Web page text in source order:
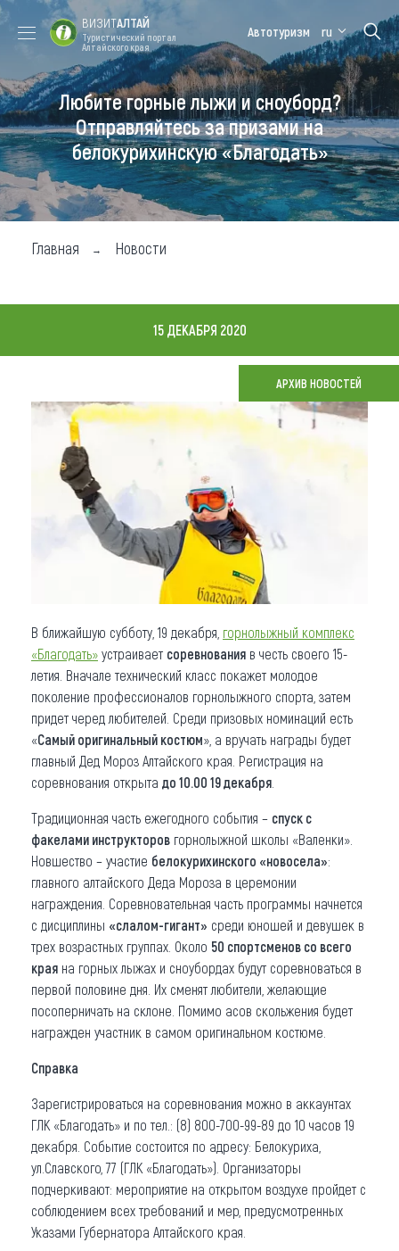
Форум VISIT
ALTAI
Цветение
маральника
Медицинский
форум
Алтайская
зимовка
Туры
Где побывать
Чем заняться
Карта
Что привезти (сувениры)
О регионе
Коллекция впечатлений
Другие рубрики
ВИЗИТАЛТАЙ
Туристический портал
Алтайского края
Автотуризм ru
Любите горные лыжи и сноуборд?
Отправляйтесь за призами на
белокурихинскую «Благодать»
Главная Новости
15 ДЕКАБРЯ 2020
АРХИВ НОВОСТЕЙ
В ближайшую субботу, 19 декабря, горнолыжный комплекс
«Благодать» устраивает соревнования в честь своего 15-
летия. Вначале технический класс покажет молодое
поколение профессионалов горнолыжного спорта, затем
придет черед любителей. Среди призовых номинаций есть
«Самый оригинальный костюм», а вручать награды будет
главный Дед Мороз Алтайского края. Регистрация на
соревнования открыта до 10.00 19 декабря
Традиционная часть ежегодного события – спуск с
факелами инструкторов горнолыжной школы «Валенки».
Новшество – участие белокурихинского «новосела»:
главного алтайского Деда Мороза в церемонии
награждения. Соревновательная часть программы начнется
с дисциплины «слалом-гигант» среди юношей и девушек в
трех возрастных группах. Около 50 спортсменов со всего
края на горных лыжах и сноубордах будут соревноваться в
первой половине дня. Их сменят любители, желающие
посоперничать на склоне. Помимо асов скольжения будет
награжден участник в самом оригинальном костюме.
Справка
Зарегистрироваться на соревнования можно в аккаунтах
ГЛК «Благодать» и по тел.: (8) 800-700-99-89 до 10 часов 19
декабря. Событие состоится по адресу: Белокуриха,
ул.Славского, 77 (ГЛК «Благодать»). Организаторы
подчеркивают: мероприятие на открытом воздухе пройдет с
соблюдением всех требований и мер, предусмотренных
Указами Губернатора Алтайского края.